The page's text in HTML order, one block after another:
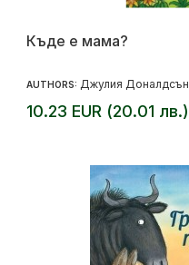
Къде е мама?
AUTHORS: Джулия Доналдсън
10.23 EUR (20.01 лв.)